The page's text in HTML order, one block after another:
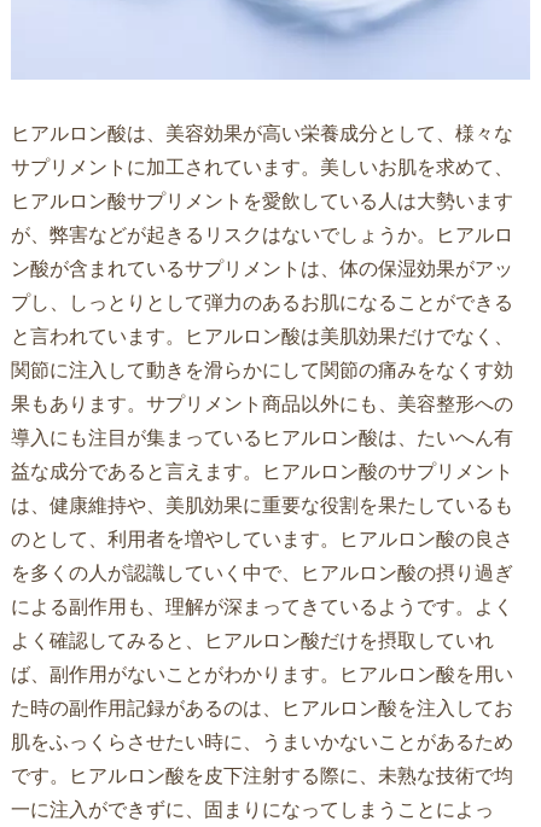
ヒアルロン酸は、美容効果が高い栄養成分として、様々な
サプリメントに加工されています。美しいお肌を求めて、
ヒアルロン酸サプリメントを愛飲している人は大勢います
が、弊害などが起きるリスクはないでしょうか。ヒアルロ
ン酸が含まれているサプリメントは、体の保湿効果がアッ
プし、しっとりとして弾力のあるお肌になることができる
と言われています。ヒアルロン酸は美肌効果だけでなく、
関節に注入して動きを滑らかにして関節の痛みをなくす効
果もあります。サプリメント商品以外にも、美容整形への
導入にも注目が集まっているヒアルロン酸は、たいへん有
益な成分であると言えます。ヒアルロン酸のサプリメント
は、健康維持や、美肌効果に重要な役割を果たしているも
のとして、利用者を増やしています。ヒアルロン酸の良さ
を多くの人が認識していく中で、ヒアルロン酸の摂り過ぎ
による副作用も、理解が深まってきているようです。よく
よく確認してみると、ヒアルロン酸だけを摂取していれ
ば、副作用がないことがわかります。ヒアルロン酸を用い
た時の副作用記録があるのは、ヒアルロン酸を注入してお
肌をふっくらさせたい時に、うまいかないことがあるため
です。ヒアルロン酸を皮下注射する際に、未熟な技術で均
一に注入ができずに、固まりになってしまうことによっ